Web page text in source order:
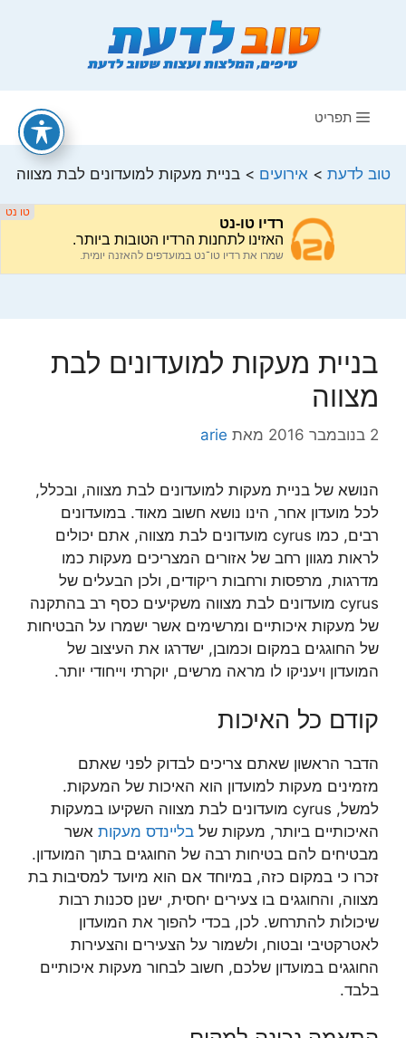
תפריט
טוב לדעת >אירועים >בניית מעקות למועדונים לבת מצווה
בניית מעקות למועדונים לבת
מצווה
2 בנובמבר 2016 מאת arie
הנושא של בניית מעקות למועדונים לבת מצווה, ובכלל,
לכל מועדון אחר, הינו נושא חשוב מאוד. במועדונים
רבים, כמו cyrus מועדונים לבת מצווה, אתם יכולים
לראות מגוון רחב של אזורים המצריכים מעקות כמו
מדרגות, מרפסות ורחבות ריקודים, ולכן הבעלים של
cyrus מועדונים לבת מצווה משקיעים כסף רב בהתקנה
של מעקות איכותיים ומרשימים אשר ישמרו על הבטיחות
של החוגגים במקום וכמובן, ישדרגו את העיצוב של
המועדון ויעניקו לו מראה מרשים, יוקרתי וייחודי יותר.
קודם כל האיכות
הדבר הראשון שאתם צריכים לבדוק לפני שאתם
מזמינים מעקות למועדון הוא האיכות של המעקות.
למשל, cyrus מועדונים לבת מצווה השקיעו במעקות
האיכותיים ביותר, מעקות של בליינדס מעקות אשר
מבטיחים להם בטיחות רבה של החוגגים בתוך המועדון.
זכרו כי במקום כזה, במיוחד אם הוא מיועד למסיבות בת
מצווה, והחוגגים בו צעירים יחסית, ישנן סכנות רבות
שיכולות להתרחש. לכן, בכדי להפוך את המועדון
לאטרקטיבי ובטוח, ולשמור על הצעירים והצעירות
החוגגים במועדון שלכם, חשוב לבחור מעקות איכותיים
בלבד.